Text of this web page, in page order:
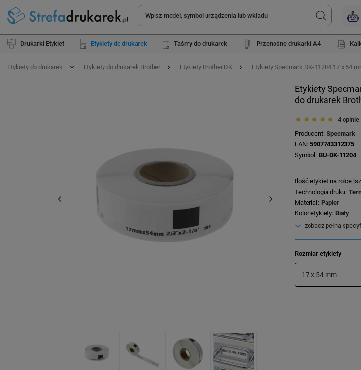
Drukarki Etykiet Etykiety do drukarek Taśmy do drukarek Przenośne drukarki A4
Etykiety do drukarek Etykiety do drukarek Brother Etykiety Brother DK Etykiety Specmark DK-11204 17 x 54
Etykiety
do drukarek
4 opinie
Producent Specmark
EAN 5907743312375
Symbol
BU-DK-11204
Ilość etykiet na rolce
Technologia druku
Materiał Papier
Kolor etykiety Biały
zobacz pełną
Rozmiar etykiety
17 x 54 mm